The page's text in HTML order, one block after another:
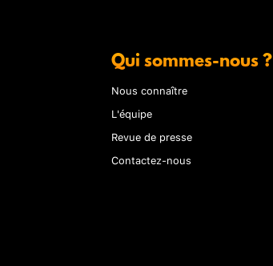
Qui sommes-nous ?
Nous connaître
L'équipe
Revue de presse
Contactez-nous